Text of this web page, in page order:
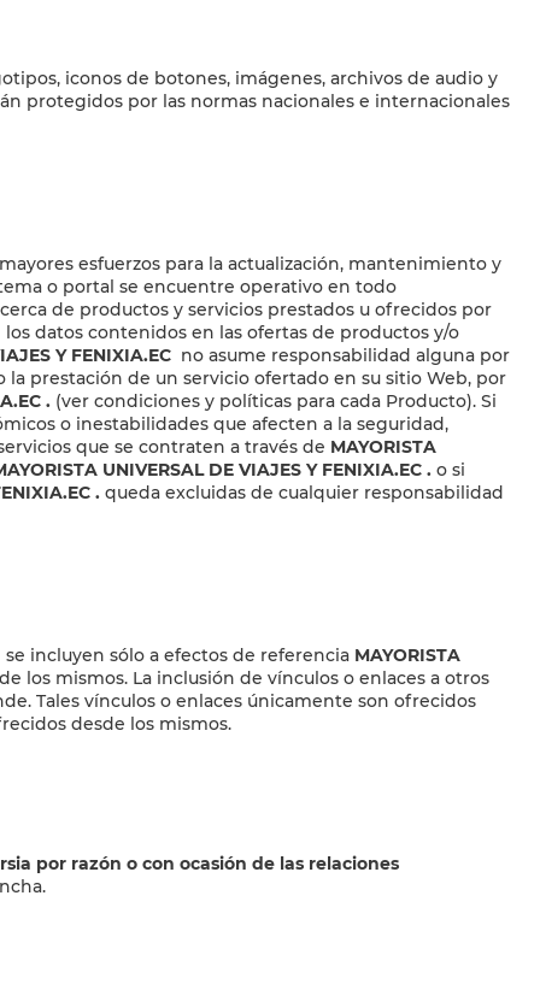
iconos de botones, imágenes, archivos de audio y
protegidos por las normas nacionales e internacionales
esfuerzos para la actualización, mantenimiento y
o portal se encuentre operativo en todo
de productos y servicios prestados u ofrecidos por
datos contenidos en las ofertas de productos y/o
Y FENIXIA.EC no asume responsabilidad alguna por
prestación de un servicio ofertado en su sitio Web, por
. (ver condiciones y políticas para cada Producto). Si
o inestabilidades que afecten a la seguridad,
que se contraten a través de MAYORISTA
UNIVERSAL DE VIAJES Y FENIXIA.EC . o si
. queda excluidas de cualquier responsabilidad
incluyen sólo a efectos de referencia MAYORISTA
los mismos. La inclusión de vínculos o enlaces a otros
Tales vínculos o enlaces únicamente son ofrecidos
desde los mismos.
por razón o con ocasión de las relaciones